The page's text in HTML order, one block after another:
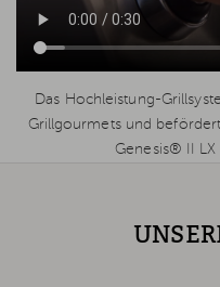
Das Hochleistung-
Grillgourmets und
Genesis® II LX